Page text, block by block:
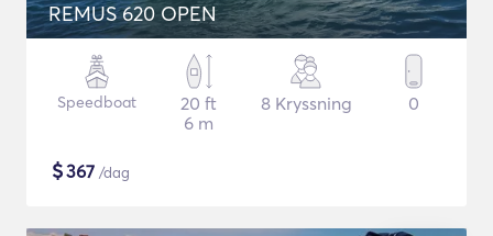
REMUS 620 OPEN
Speedboat
20 ft
6 m
8 Kryssning 0
$367 /dag